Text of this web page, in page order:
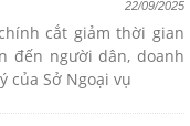
22/09/2025
cắt giảm thời gian
đến người dân, doanh
của Sở Ngoại vụ